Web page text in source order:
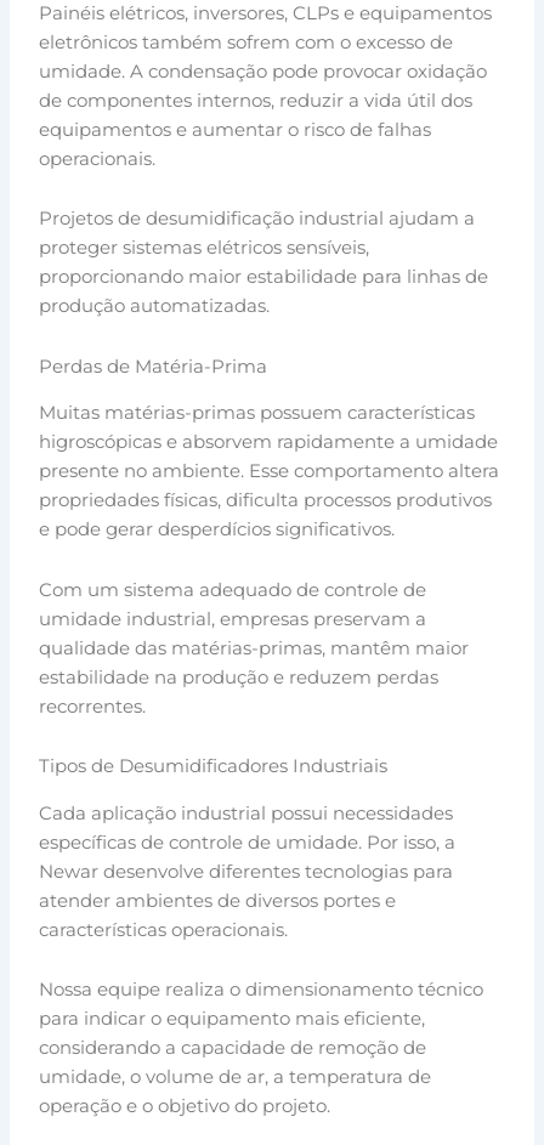
Painéis elétricos, inversores, CLPs e equipamentos
eletrônicos também sofrem com o excesso de
umidade. A condensação pode provocar oxidação
de componentes internos, reduzir a vida útil dos
equipamentos e aumentar o risco de falhas
operacionais.
Projetos de desumidificação industrial ajudam a
proteger sistemas elétricos sensíveis,
proporcionando maior estabilidade para linhas de
produção automatizadas.
Perdas de Matéria-Prima
Muitas matérias-primas possuem características
higroscópicas e absorvem rapidamente a umidade
presente no ambiente. Esse comportamento altera
propriedades físicas, dificulta processos produtivos
e pode gerar desperdícios significativos.
Com um sistema adequado de controle de
umidade industrial, empresas preservam a
qualidade das matérias-primas, mantêm maior
estabilidade na produção e reduzem perdas
recorrentes.
Tipos de Desumidificadores Industriais
Cada aplicação industrial possui necessidades
específicas de controle de umidade. Por isso, a
Newar desenvolve diferentes tecnologias para
atender ambientes de diversos portes e
características operacionais.
Nossa equipe realiza o dimensionamento técnico
para indicar o equipamento mais eficiente,
considerando a capacidade de remoção de
umidade, o volume de ar, a temperatura de
operação e o objetivo do projeto.